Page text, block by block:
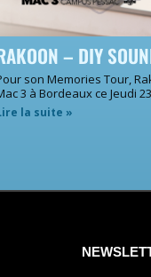
– DIY
son Memories Tour,
3 à Bordeaux ce Jeudi
la suite »